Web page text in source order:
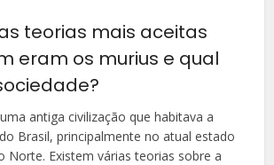
teorias mais aceitas
eram os murius e qual
antiga civilização que habitava a
Brasil, principalmente no atual estado
Norte. Existem várias teorias sobre a